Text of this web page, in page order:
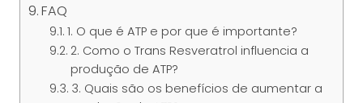
FAQ
1. O que é ATP e por que é importante?
2. Como o Trans Resveratrol influencia a
produção de ATP?
3. Quais são os benefícios de aumentar a